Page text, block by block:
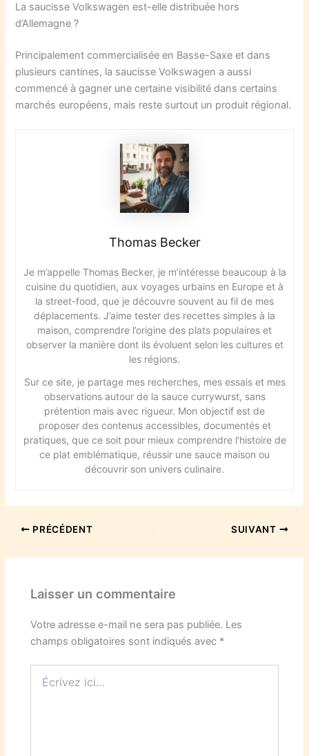
La saucisse Volkswagen est-elle distribuée hors
d’Allemagne ?
Principalement commercialisée en Basse-Saxe et dans
plusieurs cantines, la saucisse Volkswagen a aussi
commencé à gagner une certaine visibilité dans certains
marchés européens, mais reste surtout un produit régional.
Thomas Becker
Je m’appelle Thomas Becker, je m’intéresse beaucoup à la
cuisine du quotidien, aux voyages urbains en Europe et à
la street-food, que je découvre souvent au fil de mes
déplacements. J’aime tester des recettes simples à la
maison, comprendre l’origine des plats populaires et
observer la manière dont ils évoluent selon les cultures et
les régions.
Sur ce site, je partage mes recherches, mes essais et mes
observations autour de la sauce currywurst, sans
prétention mais avec rigueur. Mon objectif est de
proposer des contenus accessibles, documentés et
pratiques, que ce soit pour mieux comprendre l’histoire de
ce plat emblématique, réussir une sauce maison ou
découvrir son univers culinaire.
PRÉCÉDENT SUIVANT
Laisser un commentaire
Votre adresse e-mail ne sera pas publiée. Les
champs obligatoires sont indiqués avec *
ici…